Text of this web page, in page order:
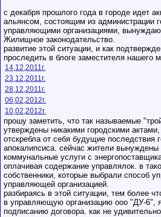
с декабря прошлого года в городе идет
альянсом, состоящим из администрации
управляющими организациями,
Жилищное законодательство.
развитие этой ситуации, и как
проследить в блоге заместителя нашего
14,12,2011г.
23,12,2011г.
28,12,2011г.
06,02,2012г.
10,02,2012г.
прошу заметить, что так называемые
утверждены никакими городскими
отскребла от себя будущие последствия
апокалипсиса. сейчас жители вынуждены
коммунальные услуги с
оплачивая содержание управлялок. в
собственники, которые выбрали способ
управляющей организацией.
разбираясь в этой ситуации, тем более
в управляющую организацию ооо "ДУ-6",
подписанию договора. как не